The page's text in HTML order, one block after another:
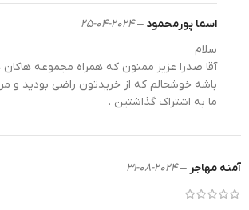
اسما پورمحمود –
2024-04-25
سلام
آقا صدرا عزیز ممنون که همراه مجموعه
باشه خوشحالم که از خریدتون راضی بودید و
ما به اشتراک گذاشتین .
آمنه مهاجر –
2024-08-31